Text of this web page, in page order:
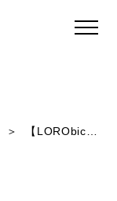
【LORObicycles駒沢公園店】Wako’s洗浄講習会開催いたします。6/20[土]開催！